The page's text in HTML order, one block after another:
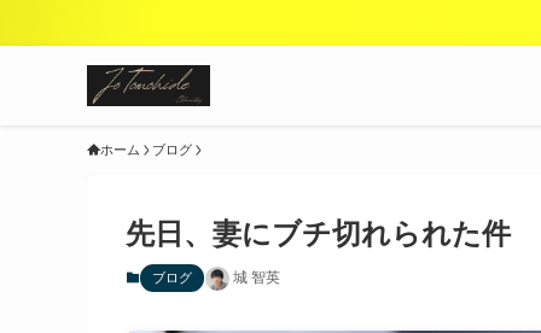
ホーム ブログ
先日、妻にブチ切れられた件
ブログ 城 智英